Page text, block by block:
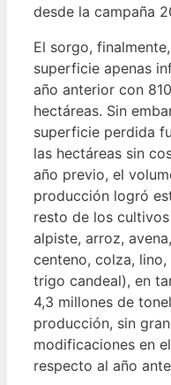
desde la campaña
El sorgo,
superficie apenas
año anterior con
hectáreas. Sin
superficie perdida
las hectáreas sin
año previo, el
producción logró
resto de los
alpiste, arroz,
centeno, colza,
trigo candeal), en
4,3 millones de
producción, sin
modificaciones en
respecto al año